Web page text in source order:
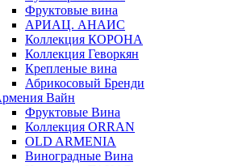
Фруктовые вина
АРИАЦ. АНАИС
Коллекция КОРОНА
Коллекция Геворкян
Крепленые вина
Абрикосовый Бренди
Вайн
Фруктовые Вина
Коллекция ORRAN
OLD ARMENIA
Виноградные Вина